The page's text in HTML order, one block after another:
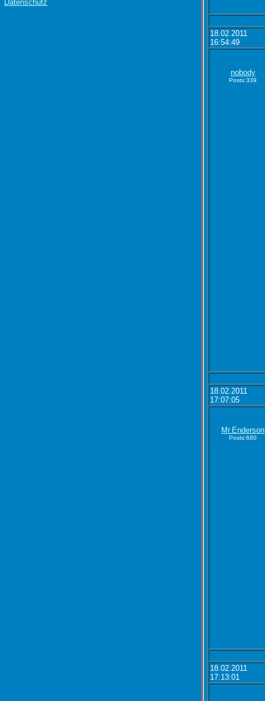
18.02.2011
16:54:49
nobody
Posts:339
18.02.2011
17:07:05
Mr.Enderson
Posts:680
18.02.2011
17:13:01
Datenschutz